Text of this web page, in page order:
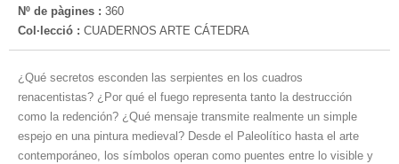
Nº de pàgines : 360
Col·lecció : CUADERNOS ARTE CÁTEDRA
¿Qué secretos esconden las serpientes en los cuadros
renacentistas? ¿Por qué el fuego representa tanto la destrucción
como la redención? ¿Qué mensaje transmite realmente un simple
espejo en una pintura medieval? Desde el Paleolítico hasta el arte
contemporáneo, los símbolos operan como puentes entre lo visible y